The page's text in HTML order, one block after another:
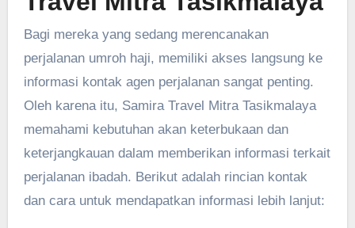
Bagi mereka yang sedang merencanakan
perjalanan umroh haji, memiliki akses langsung ke
informasi kontak agen perjalanan sangat penting.
Oleh karena itu, Samira Travel Mitra Tasikmalaya
memahami kebutuhan akan keterbukaan dan
keterjangkauan dalam memberikan informasi terkait
perjalanan ibadah. Berikut adalah rincian kontak
dan cara untuk mendapatkan informasi lebih lanjut: